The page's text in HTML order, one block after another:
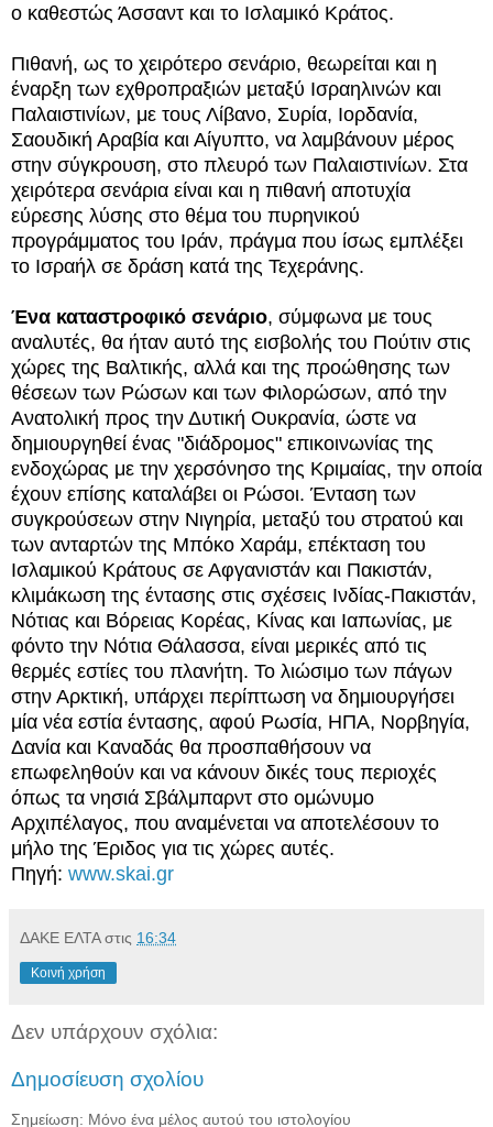
ο καθεστώς Άσσαντ και το Ισλαμικό Κράτος.
Πιθανή, ως το χειρότερο σενάριο, θεωρείται και η
έναρξη των εχθροπραξιών μεταξύ Ισραηλινών και
Παλαιστινίων, με τους Λίβανο, Συρία, Ιορδανία,
Σαουδική Αραβία και Αίγυπτο, να λαμβάνουν μέρος
στην σύγκρουση, στο πλευρό των Παλαιστινίων. Στα
χειρότερα σενάρια είναι και η πιθανή αποτυχία
εύρεσης λύσης στο θέμα του πυρηνικού
προγράμματος του Ιράν, πράγμα που ίσως εμπλέξει
το Ισραήλ σε δράση κατά της Τεχεράνης.
Ένα καταστροφικό σενάριο, σύμφωνα με τους
αναλυτές, θα ήταν αυτό της εισβολής του Πούτιν στις
χώρες της Βαλτικής, αλλά και της προώθησης των
θέσεων των Ρώσων και των Φιλορώσων, από την
Ανατολική προς την Δυτική Ουκρανία, ώστε να
δημιουργηθεί ένας "διάδρομος" επικοινωνίας της
ενδοχώρας με την χερσόνησο της Κριμαίας, την οποία
έχουν επίσης καταλάβει οι Ρώσοι. Ένταση των
συγκρούσεων στην Νιγηρία, μεταξύ του στρατού και
των ανταρτών της Μπόκο Χαράμ, επέκταση του
Ισλαμικού Κράτους σε Αφγανιστάν και Πακιστάν,
κλιμάκωση της έντασης στις σχέσεις Ινδίας-Πακιστάν,
Νότιας και Βόρειας Κορέας, Κίνας και Ιαπωνίας, με
φόντο την Νότια Θάλασσα, είναι μερικές από τις
θερμές εστίες του πλανήτη. Το λιώσιμο των πάγων
στην Αρκτική, υπάρχει περίπτωση να δημιουργήσει
μία νέα εστία έντασης, αφού Ρωσία, ΗΠΑ, Νορβηγία,
Δανία και Καναδάς θα προσπαθήσουν να
επωφεληθούν και να κάνουν δικές τους περιοχές
όπως τα νησιά Σβάλμπαρντ στο ομώνυμο
Αρχιπέλαγος, που αναμένεται να αποτελέσουν το
μήλο της Έριδος για τις χώρες αυτές.
Πηγή: www.skai.gr
ΔΑΚΕ ΕΛΤΑ στις 16:34
Κοινή χρήση
Δεν υπάρχουν σχόλια:
Δημοσίευση σχολίου
Σημείωση: Μόνο ένα μέλος αυτού του ιστολογίου